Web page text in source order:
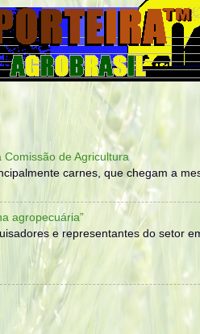
de Agricultura
carnes, que chegam a
agropecuária”
e representantes do setor